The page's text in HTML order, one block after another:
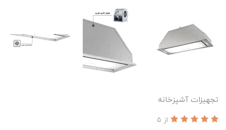
تجهیزات آشپزخانه
از 5